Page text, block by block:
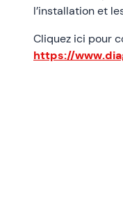
l’installation et
Cliquez ici pour
https://